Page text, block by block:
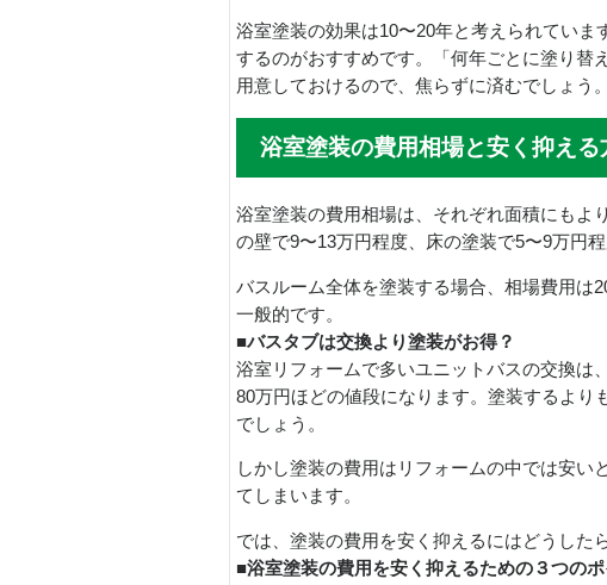
浴室塗装の効果は10〜20年と考えられてい
するのがおすすめです。「何年ごとに塗り替
用意しておけるので、焦らずに済むでしょう。
浴室塗装の費用相場と安く抑える
浴室塗装の費用相場は、それぞれ面積にもよ
の壁で9〜13万円程度、床の塗装で5〜9万円
バスルーム全体を塗装する場合、相場費用は
一般的です。
■バスタブは交換より塗装がお得？
浴室リフォームで多いユニットバスの交換は
80万円ほどの値段になります。塗装するより
でしょう。
しかし塗装の費用はリフォームの中では安い
てしまいます。
では、塗装の費用を安く抑えるにはどうした
■浴室塗装の費用を安く抑えるための３つのポ